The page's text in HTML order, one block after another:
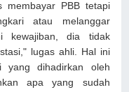
membayar PBB tetapi
atau melanggar
kewajiban, dia tidak
lugas ahli. Hal ini
yang dihadirkan oleh
apa yang sudah